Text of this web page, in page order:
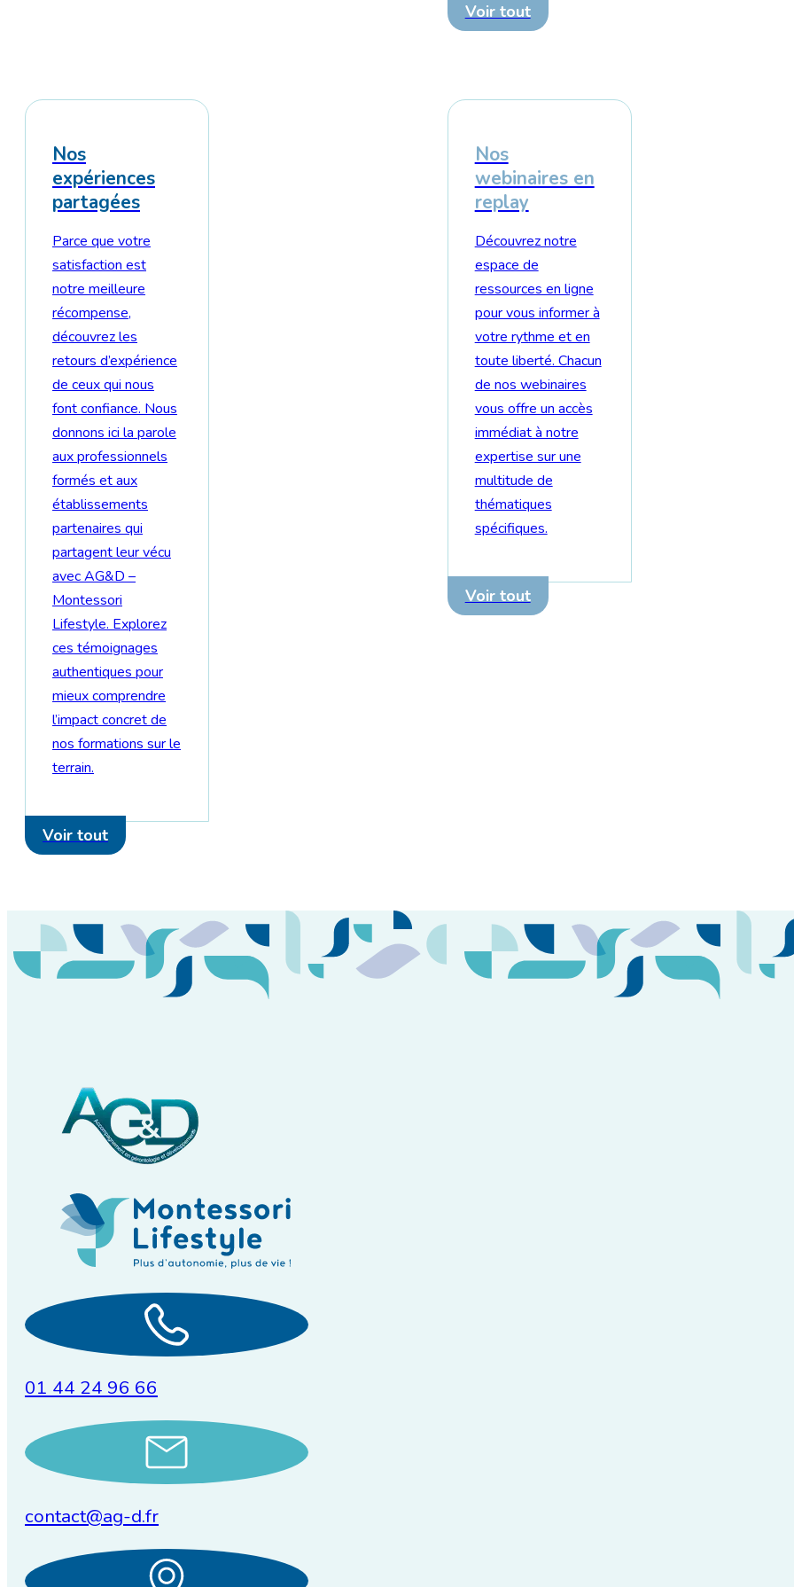
Voir tout
Nos
expériences
partagées
Parce que votre
satisfaction est
notre meilleure
récompense,
découvrez les
retours d’expérience
de ceux qui nous
font confiance. Nous
donnons ici la parole
aux professionnels
formés et aux
établissements
partenaires qui
partagent leur vécu
avec AG&D –
Montessori
Lifestyle. Explorez
ces témoignages
authentiques pour
mieux comprendre
l’impact concret de
nos formations sur le
terrain.
Voir tout
Nos
webinaires en
replay
Découvrez notre
espace de
ressources en ligne
pour vous informer à
votre rythme et en
toute liberté. Chacun
de nos webinaires
vous offre un accès
immédiat à notre
expertise sur une
multitude de
thématiques
spécifiques.
Voir tout
01 44 24 96 66
contact@ag-d.fr